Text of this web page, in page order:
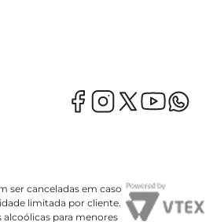
ser canceladas em caso
limitada por cliente.
para menores